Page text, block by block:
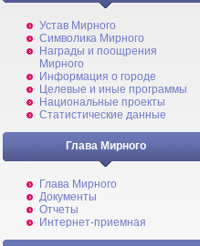
Устав Мирного
Символика Мирного
Награды и поощрения
Мирного
Информация о городе
Целевые и иные программы
Национальные проекты
Статистические данные
Глава Мирного
Глава Мирного
Документы
Отчеты
Интернет-приемная